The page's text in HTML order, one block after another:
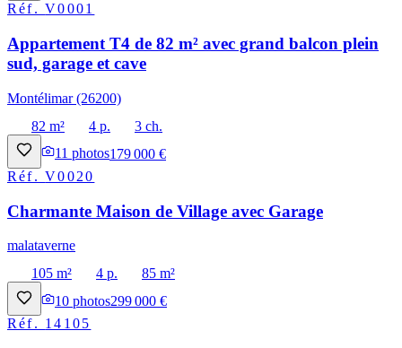
Réf.V0001
Appartement T4 de 82 m² avec grand balcon plein
sud, garage et cave
Montélimar (26200)
82 m²
4 p.
3 ch.
11 photos179 000 €
Réf.V0020
Charmante Maison de Village avec Garage
malataverne
105 m²
4 p.
85 m²
10 photos299 000 €
Réf. 14105